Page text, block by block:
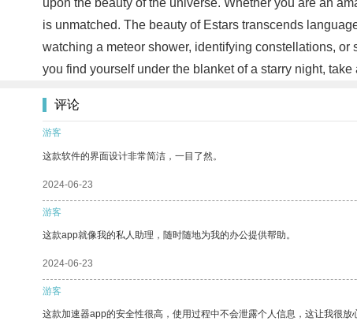
upon the beauty of the universe. Whether you are an
is unmatched. The beauty of Estars transcends
watching a meteor shower, identifying constellations,
you find yourself under the blanket of a starry night,
评论
游客
这款软件的界面设计非常简洁，一目了然。
2024-06-23
游客
这款app就像我的私人助理，随时随地为我的办公提供帮助。
2024-06-23
游客
这款加速器app的安全性很高，使用过程中不会泄露个人信息，这让我很